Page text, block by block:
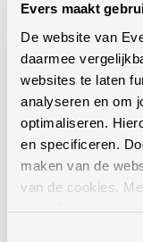
Evers maakt
De website van
daarmee
websites te laten
analyseren en om
optimaliseren.
en specificeren.
maken van de
van de cookies.
gebruik van
Al meer dan 60 jaar
bodembewerking,